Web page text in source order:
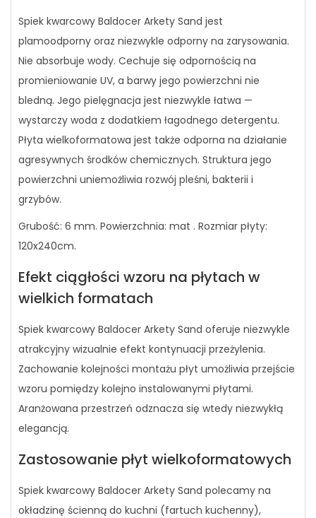
Spiek kwarcowy Baldocer Arkety Sand jest
plamoodporny oraz niezwykle odporny na zarysowania.
Nie absorbuje wody. Cechuje się odpornością na
promieniowanie UV, a barwy jego powierzchni nie
bledną. Jego pielęgnacja jest niezwykle łatwa —
wystarczy woda z dodatkiem łagodnego detergentu.
Płyta wielkoformatowa jest także odporna na działanie
agresywnych środków chemicznych. Struktura jego
powierzchni uniemożliwia rozwój pleśni, bakterii i
grzybów.
Grubość: 6 mm. Powierzchnia: mat . Rozmiar płyty:
120x240cm.
Efekt ciągłości wzoru na płytach w
wielkich formatach
Spiek kwarcowy Baldocer Arkety Sand oferuje niezwykle
atrakcyjny wizualnie efekt kontynuacji przeżylenia.
Zachowanie kolejności montażu płyt umożliwia przejście
wzoru pomiędzy kolejno instalowanymi płytami.
Aranżowana przestrzeń odznacza się wtedy niezwykłą
elegancją.
Zastosowanie płyt wielkoformatowych
Spiek kwarcowy Baldocer Arkety Sand polecamy na
okładzinę ścienną do kuchni (fartuch kuchenny),